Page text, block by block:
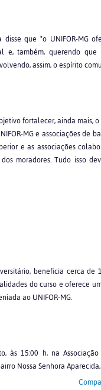
que "o UNIFOR-MG
também, querendo que
assim, o espírito
fortalecer, ainda mais, o
MG e associações de
e as associações
moradores. Tudo isso
beneficia cerca de
do curso e oferece
ao UNIFOR-MG.
15:00 h, na Associação
Nossa Senhora